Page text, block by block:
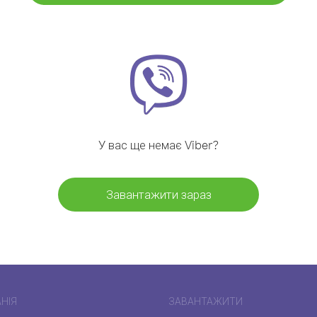
У вас ще немає Viber?
Завантажити зараз
ЗАВАНТАЖИТИ